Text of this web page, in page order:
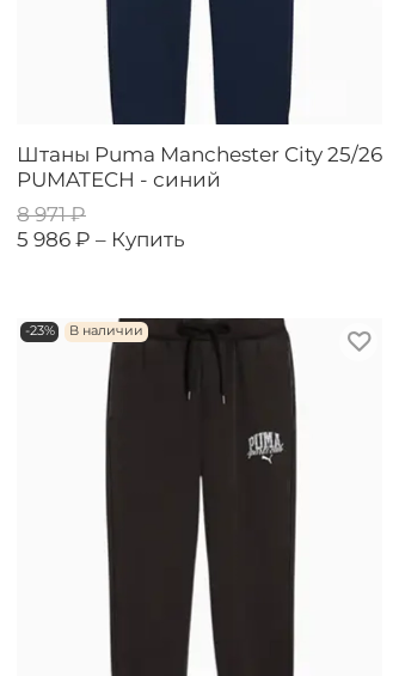
Штаны Puma Manchester City 25/26
PUMATECH - синий
8 971 ₽
5 986 ₽ – Купить
-23% В наличии